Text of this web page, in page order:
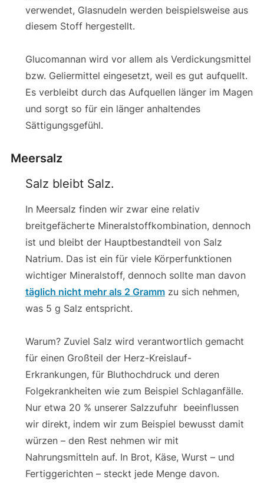
verwendet, Glasnudeln werden beispielsweise aus
diesem Stoff hergestellt.
Glucomannan wird vor allem als Verdickungsmittel
bzw. Geliermittel eingesetzt, weil es gut aufquellt.
Es verbleibt durch das Aufquellen länger im Magen
und sorgt so für ein länger anhaltendes
Sättigungsgefühl.
Meersalz
Salz bleibt Salz.
In Meersalz finden wir zwar eine relativ
breitgefächerte Mineralstoffkombination, dennoch
ist und bleibt der Hauptbestandteil von Salz
Natrium. Das ist ein für viele Körperfunktionen
wichtiger Mineralstoff, dennoch sollte man davon
täglich nicht mehr als 2 Grammzu sich nehmen,
was 5 g Salz entspricht.
Warum? Zuviel Salz wird verantwortlich gemacht
für einen Großteil der Herz-Kreislauf-
Erkrankungen, für Bluthochdruck und deren
Folgekrankheiten wie zum Beispiel Schlaganfälle.
Nur etwa 20 % unserer Salzzufuhr beeinflussen
wir direkt, indem wir zum Beispiel bewusst damit
würzen – den Rest nehmen wir mit
Nahrungsmitteln auf. In Brot, Käse, Wurst – und
Fertiggerichten – steckt jede Menge davon.